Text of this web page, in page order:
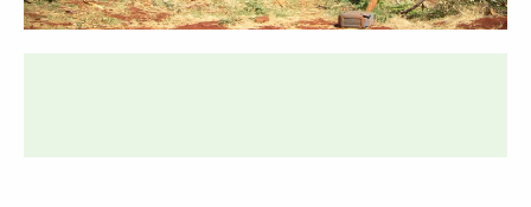
On Monday, August 10, 2026, this